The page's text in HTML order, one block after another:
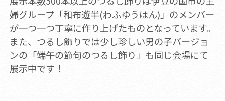
婦グループ「和布遊半(わふゆうはん)」のメンバー
が一つ一つ丁寧に作り上げたものとなっています。
また、つるし飾りでは少し珍しい男の子バージョ
ンの「端午の節句のつるし飾り」も同じ会場にて
展示中です！